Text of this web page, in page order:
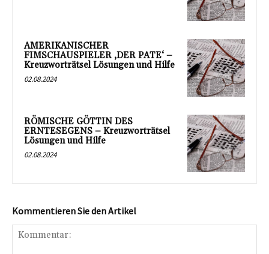
AMERIKANISCHER
FIMSCHAUSPIELER ‚DER PATE‘ –
Kreuzworträtsel Lösungen und Hilfe
02.08.2024
RÖMISCHE GÖTTIN DES
ERNTESEGENS – Kreuzworträtsel
Lösungen und Hilfe
02.08.2024
Kommentieren Sie den Artikel